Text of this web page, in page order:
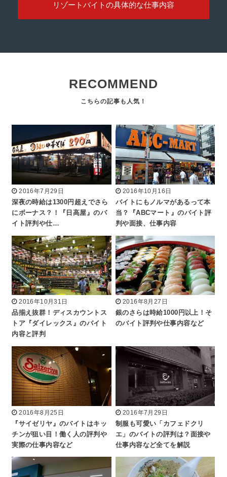
リゾートバイトの具体的な仕事内容
RECOMMEND
2016年7月29日
深夜の時給は1300円超えでさら
にボーナス？！『日高屋』のバ
イト評判や仕…
2016年10月16日
バイトにもノルマがあるって本
当？『ABCマート』のバイト評
判や面接、仕事内容
2016年10月31日
品揃え抜群！ディスカウントス
トア『ダイレックス』のバイト
内容と評判
2016年8月27日
銀のさらは時給1000円以上！そ
のバイト評判や仕事内容など
2016年8月25日
『サイゼリヤ』のバイトはキッ
チンが狙い目！働く人の評判や
実際の仕事内容など
2016年7月29日
制服も可愛い「カフェドクリ
エ」のバイトの評判は？面接や
仕事内容など全てを解説